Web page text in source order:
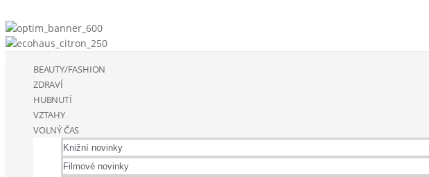
BEAUTY/FASHION
ZDRAVÍ
HUBNUTÍ
VZTAHY
VOLNÝ ČAS
Knižní novinky
Filmové novinky